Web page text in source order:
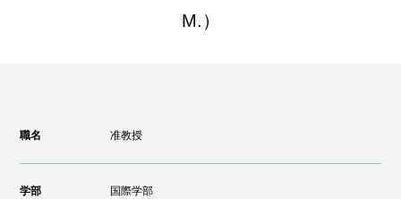
M.）
職名 准教授
学部 国際学部